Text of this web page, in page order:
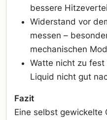
bessere
Widerstand vor
messen –
mechanischen
Watte nicht zu
Liquid nicht gut
Fazit
Eine selbst gewickelte